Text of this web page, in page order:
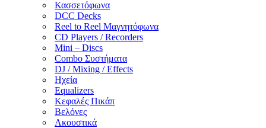
Κασσετόφωνα
DCC Decks
Reel to Reel Μαγνητόφωνα
CD Players / Recorders
Mini – Discs
Combo Συστήματα
DJ / Mixing / Effects
Ηχεία
Equalizers
Κεφαλές Πικάπ
Βελόνες
Ακουστικά